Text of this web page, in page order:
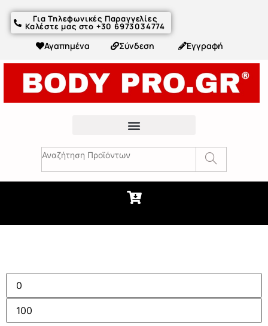
Για Τηλεφωνικές Παραγγελίες
Καλέστε μας στο +30 6973034774
Αγαπημένα Σύνδεση Εγγραφή